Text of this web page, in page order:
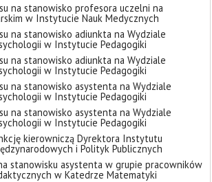
na stanowisko profesora uczelni na
w Instytucie Nauk Medycznych
na stanowisko adiunkta na Wydziale
w Instytucie Pedagogiki
na stanowisko adiunkta na Wydziale
w Instytucie Pedagogiki
na stanowisko asystenta na Wydziale
w Instytucie Pedagogiki
na stanowisko asystenta na Wydziale
w Instytucie Pedagogiki
kierowniczą Dyrektora Instytutu
i Polityk Publicznych
stanowisku asystenta w grupie pracowników
w Katedrze Matematyki